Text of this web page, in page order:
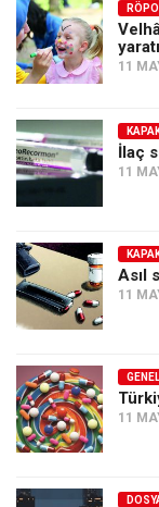
11
İlaç
11
Asıl
11
GENEL
11